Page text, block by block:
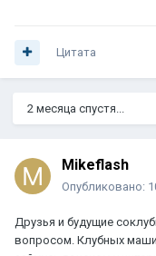
Цитата
2 месяца спустя...
Mikeflash
Опубликовано:
Друзья и будущие
вопросом. Клубных